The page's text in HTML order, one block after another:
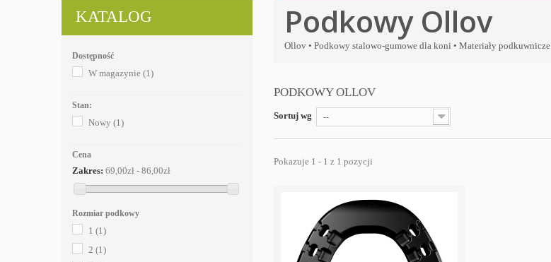
KATALOG
Dostępność
W magazynie (1)
Stan:
Nowy (1)
Cena
Zakres: 69,00zł - 86,00zł
Rozmiar podkowy
1 (1)
2 (1)
Podkowy Ollov
Ollov • Podkowy stalowo-gumowe dla koni • Materiały podkuwnicze
PODKOWY OLLOV
Sortuj wg --
Pokazuje 1 - 1 z 1 pozycji